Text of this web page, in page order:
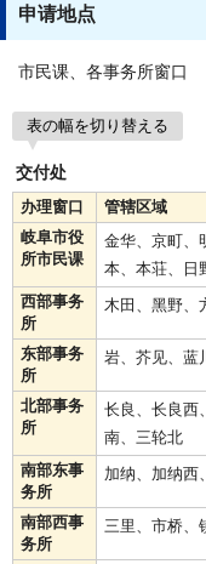
申请地点
市民课、各事务所窗口
表の幅を切り替える
交付处
办理窗口
管辖区域
岐阜市役
所市民课
金华、京町、
本、本荘、日
西部事务
所
木田、黑野、
东部事务
所
岩、芥见、蓝
北部事务
所
长良、长良西
南、三轮北
南部东事
务所
加纳、加纳西
南部西事
务所
三里、市桥、